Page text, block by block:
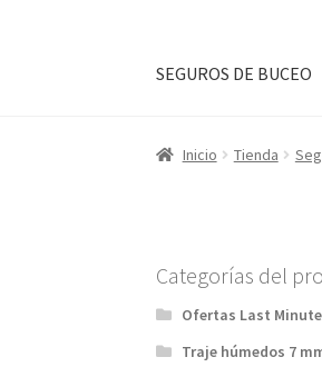
SEGUROS DE BUCEO
Inicio Tienda
Categorías del
Ofertas Last Minute
Traje húmedos 7